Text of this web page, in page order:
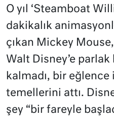
O yıl ‘Steamboat
dakikalık
çıkan Mickey Mouse,
Walt Disney’e
kalmadı, bir
temellerini attı.
şey “bir fareyle